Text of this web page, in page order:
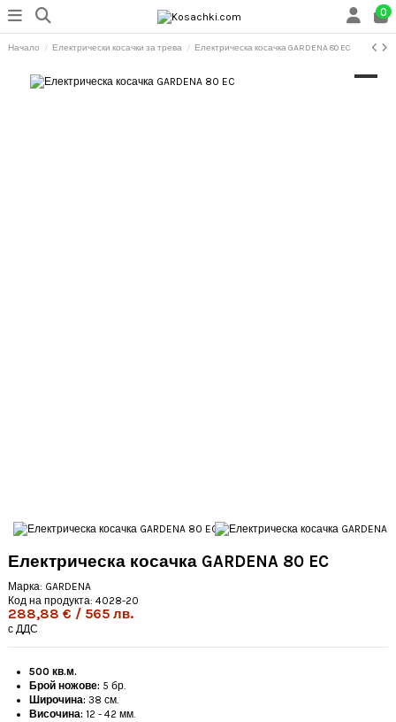
0
Начало Електрически косачки за трева Електрическа косачка GARDENA 80 EC
Електрическа косачка GARDENA 80 EC
Марка: GARDENA
Код на продукта: 4028-20
288,88 € / 565 лв.
с ДДС
500 кв.м.
Брой ножове: 5 бр.
Широчина: 38 см.
Височина: 12 - 42 мм.